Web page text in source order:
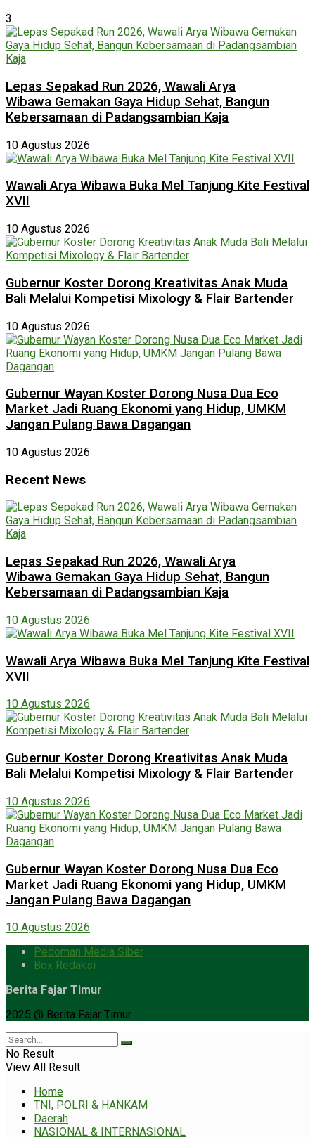
3
Lepas Sepakad Run 2026, Wawali Arya
Wibawa Gemakan Gaya Hidup Sehat, Bangun
Kebersamaan di Padangsambian Kaja
10 Agustus 2026
Wawali Arya Wibawa Buka Mel Tanjung Kite Festival
XVII
10 Agustus 2026
Gubernur Koster Dorong Kreativitas Anak Muda
Bali Melalui Kompetisi Mixology & Flair Bartender
10 Agustus 2026
Gubernur Wayan Koster Dorong Nusa Dua Eco
Market Jadi Ruang Ekonomi yang Hidup, UMKM
Jangan Pulang Bawa Dagangan
10 Agustus 2026
Recent News
Lepas Sepakad Run 2026, Wawali Arya
Wibawa Gemakan Gaya Hidup Sehat, Bangun
Kebersamaan di Padangsambian Kaja
10 Agustus 2026
Wawali Arya Wibawa Buka Mel Tanjung Kite Festival
XVII
10 Agustus 2026
Gubernur Koster Dorong Kreativitas Anak Muda
Bali Melalui Kompetisi Mixology & Flair Bartender
10 Agustus 2026
Gubernur Wayan Koster Dorong Nusa Dua Eco
Market Jadi Ruang Ekonomi yang Hidup, UMKM
Jangan Pulang Bawa Dagangan
10 Agustus 2026
Pedoman Media Siber
Box Redaksi
Berita Fajar Timur
2025 @ Berita Fajar Timur
No Result
View All Result
Home
TNI, POLRI & HANKAM
Daerah
NASIONAL & INTERNASIONAL